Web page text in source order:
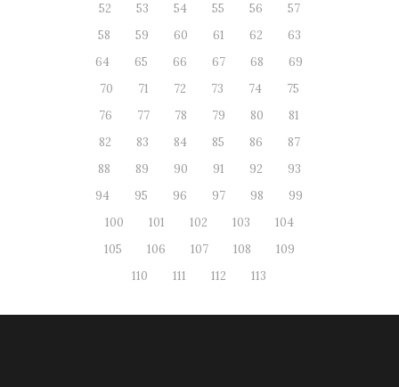
52
53 54 55 56
57
58
59 60 61 62
63
64
65 66 67 68
69
70
71 72 73 74
75
76
77 78 79 80
81
82
83 84 85 86
87
88
89 90 91 92
93
94
95 96 97 98
99
100
101 102 103
104
105
106 107 108
109
110
111 112 113